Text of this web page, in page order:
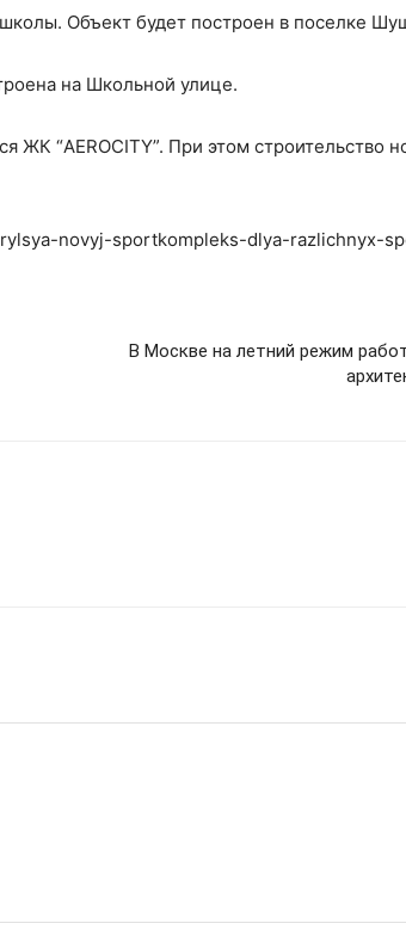
Объект будет построен в поселке
на Школьной улице.
ЖК “AEROCITY”. При этом строительство
novyj-sportkompleks-dlya-razlichnyx-
В Москве на летний режим